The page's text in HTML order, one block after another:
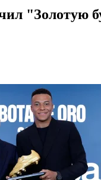
"Золотую